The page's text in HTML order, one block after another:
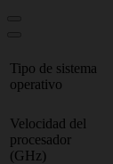
Tipo de sistema
operativo
Velocidad del
procesador
(GHz)